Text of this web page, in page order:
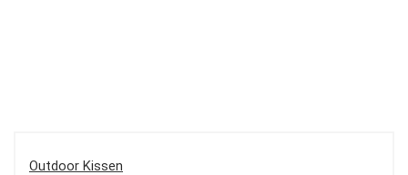
Outdoor Kissen